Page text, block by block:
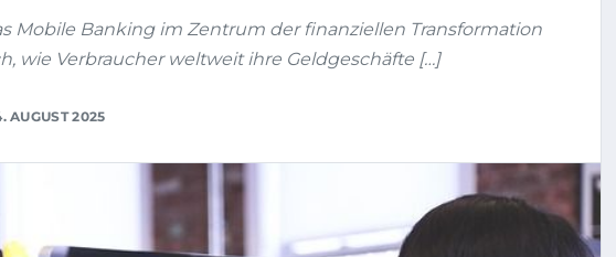
Mobile Banking im Zentrum der finanziellen Transformation
wie Verbraucher weltweit ihre Geldgeschäfte […]
AUGUST 2025